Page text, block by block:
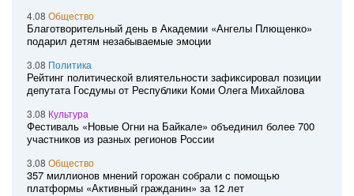
4.08 Общество
Благотворительный день в Академии «Ангелы Плющенко»
подарил детям незабываемые эмоции
3.08 Политика
Рейтинг политической влиятельности зафиксировал позиции
депутата Госдумы от Республики Коми Олега Михайлова
3.08 Культура
Фестиваль «Новые Огни на Байкале» объединил более 700
участников из разных регионов России
3.08 Общество
357 миллионов мнений горожан собрали с помощью
платформы «Активный гражданин» за 12 лет